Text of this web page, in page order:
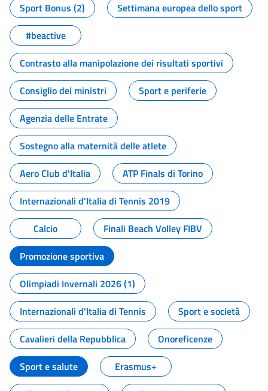
Sport Bonus (2)
Settimana europea dello sport
#beactive
Contrasto alla manipolazione dei risultati sportivi
Consiglio dei ministri
Sport e periferie
Agenzia delle Entrate
Sostegno alla maternità delle atlete
Aero Club d'Italia
ATP Finals di Torino
Internazionali d'Italia di Tennis 2019
Calcio
Finali Beach Volley FIBV
Promozione sportiva
Olimpiadi Invernali 2026 (1)
Internazionali d'Italia di Tennis
Sport e società
Cavalieri della Repubblica
Onoreficenze
Sport e salute
Erasmus+